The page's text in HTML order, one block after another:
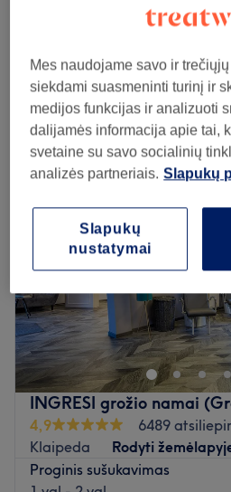
Rumpiške, Klaipeda
Rodyti
1 val
Peržiūrėti salono informaciją
Pirmadienis
Antradienis
Trečiadienis
Šeštadienis
Sekmadienis
Grožio Studija Paula
Atidaryti
INGRESI grožio namai
4,9
6489
Klaipeda
Rodyti
Proginis sušukavimas
Mes naudojame savo ir
siekdami suasmeninti turinį ir
medijos funkcijas ir analizuoti
dalijamės informacija apie tai,
svetaine su savo socialinių
analizės partneriais. Slapukų
Slapukų
nustatymai